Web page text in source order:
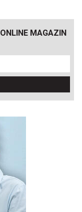
ONLINE MAGAZIN